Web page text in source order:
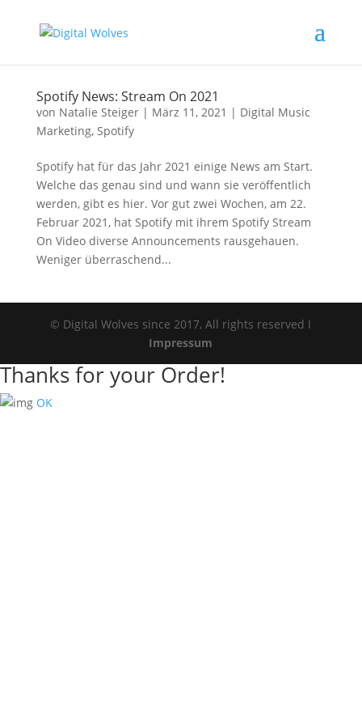
Spotify News: Stream On 2021
von Natalie Steiger| März 11, 2021 | Digital Music
Marketing, Spotify
Spotify hat für das Jahr 2021 einige News am Start.
Welche das genau sind und wann sie veröffentlich
werden, gibt es hier. Vor gut zwei Wochen, am 22.
Februar 2021, hat Spotify mit ihrem Spotify Stream
On Video diverse Announcements rausgehauen.
Weniger überraschend...
© Digital Wolves since 2017, All rights reserved I
Impressum
Thanks for your Order!
OK